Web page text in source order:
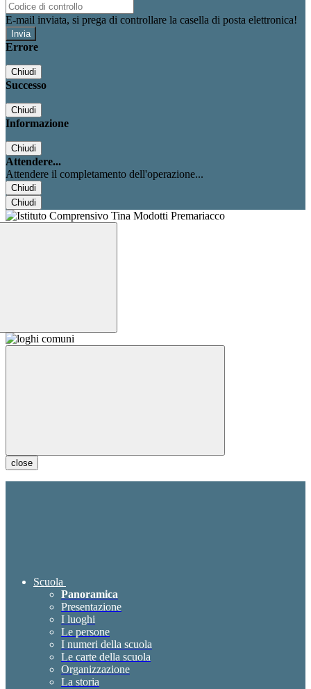
E-mail inviata, si prega di controllare la casella di posta elettronica!
Errore
Chiudi
Successo
Chiudi
Informazione
Chiudi
Attendere...
Attendere il completamento dell'operazione...
Chiudi
Chiudi
close
Scuola
Panoramica
Presentazione
I luoghi
Le persone
I numeri della scuola
Le carte della scuola
Organizzazione
La storia